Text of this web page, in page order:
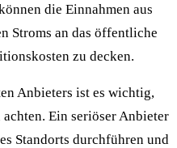
die Einnahmen aus
Stroms an das öffentliche
zu decken.
Anbieters ist es wichtig,
Ein seriöser Anbieter
Standorts durchführen und